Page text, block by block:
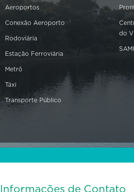
Aeroportos
Conexão Aeroporto
Rodoviária
Estação Ferroviária
Metrô
Táxi
Transporte Público
do
Informações de Contato